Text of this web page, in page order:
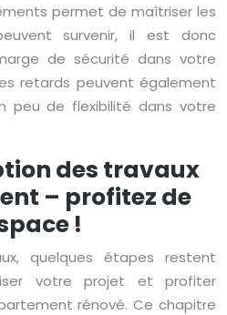
permet de maîtriser les
survenir, il est donc
de sécurité dans votre
retards peuvent également
peu de flexibilité dans votre
des travaux
– profitez de
!
quelques étapes restent
votre projet et profiter
rénové. Ce chapitre